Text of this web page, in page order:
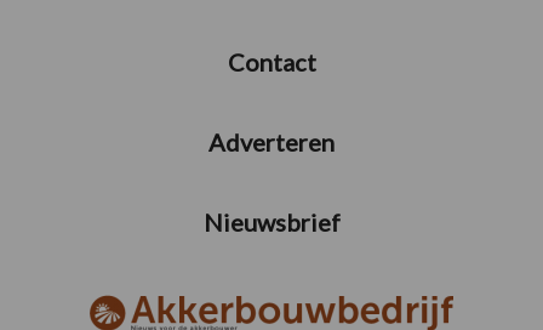
Contact
Adverteren
Nieuwsbrief